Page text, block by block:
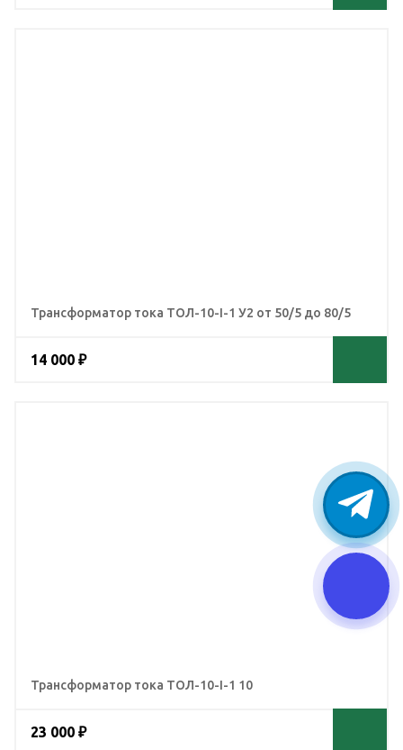
Трансформатор тока ТОЛ-10-I-1 У2 от 50/5 до 80/5
14 000 ₽
Трансформатор тока ТОЛ-10-I-1 10
23 000 ₽